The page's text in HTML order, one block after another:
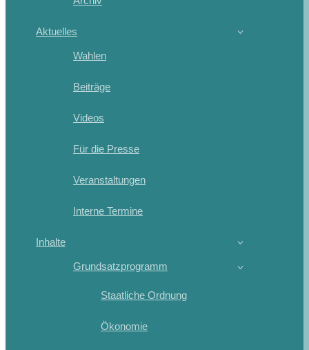
Aktuelles
Wahlen
Beiträge
Videos
Für die Presse
Veranstaltungen
Interne Termine
Inhalte
Grundsatzprogramm
Staatliche Ordnung
Ökonomie